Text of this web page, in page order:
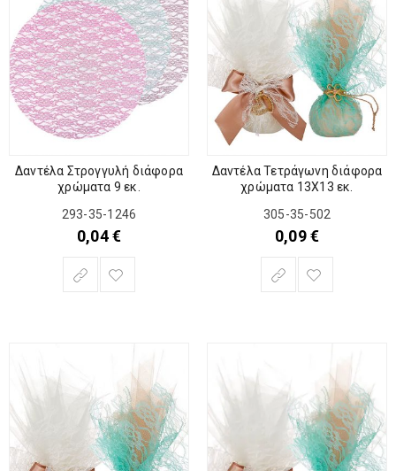
Δαντέλα Στρογγυλή διάφορα
χρώματα 9 εκ.
293-35-1246
0,04€
Δαντέλα Τετράγωνη διάφορα
χρώματα 13Χ13 εκ.
305-35-502
0,09€